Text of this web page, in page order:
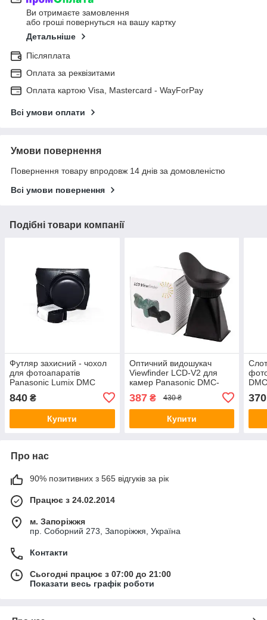
Ви отримаєте замовлення
або гроші повернуться на вашу картку
Детальніше
Післяплата
Оплата за реквізитами
Оплата картою Visa, Mastercard - WayForPay
Всі умови оплати
Умови повернення
Повернення товару впродовж 14 днів за домовленістю
Всі умови повернення
Подібні товари компанії
Футляр захисний - чохол
для фотоапаратів
Panasonic Lumix DMC
чорний
840 ₴
Купити
Оптичний видошукач
Viewfinder LCD-V2 для
камер Panasonic DMC-
GF2, GF3, GF5, GF6, GF7,
GF8, GF9, GX7
387₴ 430 ₴
Купити
GX7
370
Про нас
90% позитивних з 565 відгуків за рік
Працює з 24.02.2014
м. Запоріжжя
пр. Соборний 273, Запоріжжя, Україна
Контакти
Сьогодні працює з 07:00 до 21:00
Показати весь графік роботи